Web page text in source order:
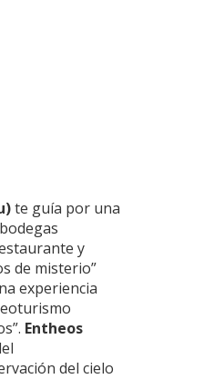
te guía por una
y
de misterio”
experiencia
Entheos
del cielo